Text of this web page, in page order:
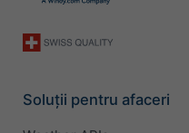
Soluții pentru afaceri